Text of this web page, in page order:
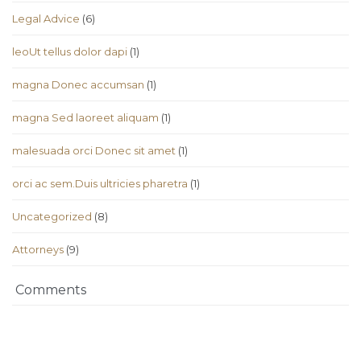
Legal Advice (6)
leoUt tellus dolor dapi (1)
magna Donec accumsan (1)
magna Sed laoreet aliquam (1)
malesuada orci Donec sit amet (1)
orci ac sem.Duis ultricies pharetra (1)
Uncategorized (8)
Аttorneys (9)
Comments